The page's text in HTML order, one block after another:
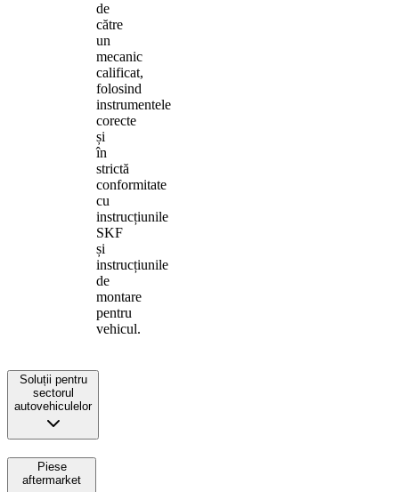
de
către
un
mecanic
calificat,
folosind
instrumentele
corecte
și
în
strictă
conformitate
cu
instrucțiunile
SKF
și
instrucțiunile
de
montare
pentru
vehicul.
Soluții pentru
sectorul
autovehiculelor
Piese
aftermarket